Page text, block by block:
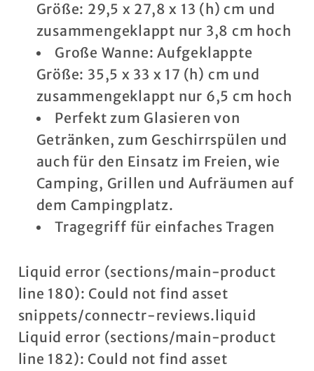
Größe: 29,5 x 27,8 x 13 (h) cm und
zusammengeklappt nur 3,8 cm hoch
Große Wanne: Aufgeklappte
Größe: 35,5 x 33 x 17 (h) cm und
zusammengeklappt nur 6,5 cm hoch
Perfekt zum Glasieren von
Getränken, zum Geschirrspülen und
auch für den Einsatz im Freien, wie
Camping, Grillen und Aufräumen auf
dem Campingplatz.
Tragegriff für einfaches Tragen
Liquid error (sections/main-product
line 180): Could not find asset
snippets/connectr-reviews.liquid
Liquid error (sections/main-product
line 182): Could not find asset